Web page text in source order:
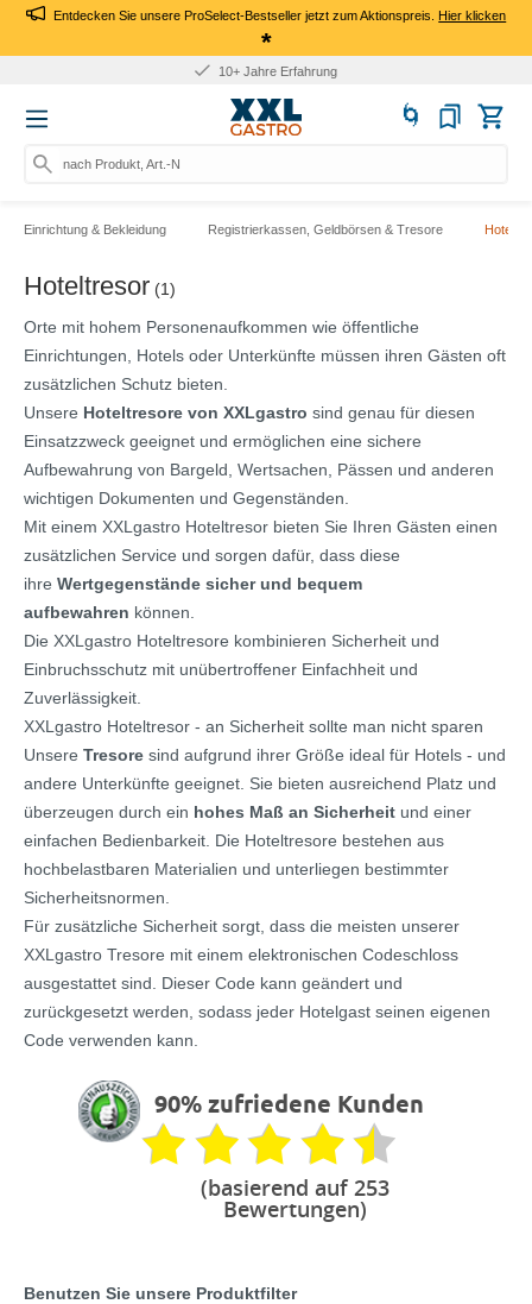
Entdecken Sie unsere ProSelect-Bestseller jetzt zum Aktionspreis.Hier klicken
*
10+ Jahre Erfahrung
nach Produkt, Art.-Nr.
Einrichtung & Bekleidung Registrierkassen, Geldbörsen & Tresore
Hoteltresor (1)
Orte mit hohem Personenaufkommen wie öffentliche
Einrichtungen, Hotels oder Unterkünfte müssen ihren Gästen oft
zusätzlichen Schutz bieten.
Unsere Hoteltresore von XXLgastro sind genau für diesen
Einsatzzweck geeignet und ermöglichen eine sichere
Aufbewahrung von Bargeld, Wertsachen, Pässen und anderen
wichtigen Dokumenten und Gegenständen.
Mit einem XXLgastro Hoteltresor bieten Sie Ihren Gästen einen
zusätzlichen Service und sorgen dafür, dass diese
ihre Wertgegenstände sicher und bequem
aufbewahren können.
Die XXLgastro Hoteltresore kombinieren Sicherheit und
Einbruchsschutz mit unübertroffener Einfachheit und
Zuverlässigkeit.
XXLgastro Hoteltresor - an Sicherheit sollte man nicht sparen
Unsere Tresore sind aufgrund ihrer Größe ideal für Hotels - und
andere Unterkünfte geeignet. Sie bieten ausreichend Platz und
überzeugen durch ein hohes Maß an Sicherheit und einer
einfachen Bedienbarkeit. Die Hoteltresore bestehen aus
hochbelastbaren Materialien und unterliegen bestimmter
Sicherheitsnormen.
Für zusätzliche Sicherheit sorgt, dass die meisten unserer
XXLgastro Tresore mit einem elektronischen Codeschloss
ausgestattet sind. Dieser Code kann geändert und
zurückgesetzt werden, sodass jeder Hotelgast seinen eigenen
Code verwenden kann.
90% zufriedene Kunden
(basierend auf 253
Bewertungen)
Benutzen Sie unsere Produktfilter